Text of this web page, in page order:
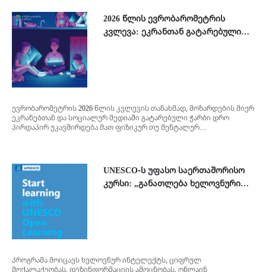
მოზარდები
მასწავლებლები და მშობლები
Geo Eng
2026 წლის ევრობარომეტრის
კვლევა: ეკრანთან გატარებული
ევრობარომეტრის 2026 წლის კვლევის თანახმად, მოზარდების მიერ
ეკრანებთან და სოციალურ მედიაში გატარებული ჭარბი დრო
პირდაპირ უკავშირდება მათ ფიზიკურ თუ მენტალურ
UNESCO-ს უფასო საერთაშორისო
კურსი: „განათლება ხელოვნური
პროგრამა მოიცავს ხელოვნურ ინტელექტს, ციფრულ
მოქალაქეობას, დეზინფორმაციის ამოცნობას, ონლაინ